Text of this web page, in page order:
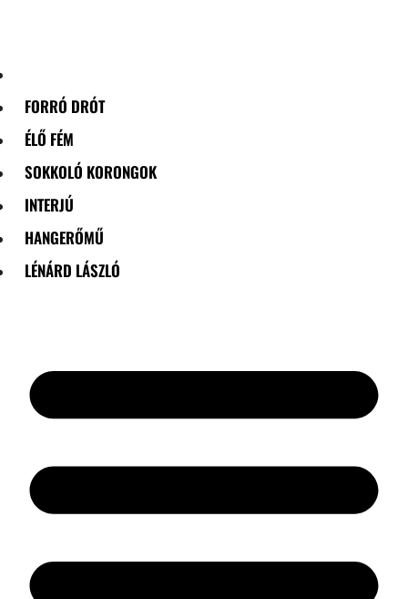
FORRÓ DRÓT
ÉLŐ FÉM
SOKKOLÓ KORONGOK
INTERJÚ
HANGERŐMŰ
LÉNÁRD LÁSZLÓ